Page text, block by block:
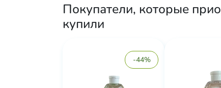
Покупатели, которые
купили
-44%